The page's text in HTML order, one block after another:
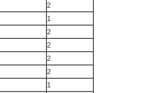
2
1
2
2
2
2
1